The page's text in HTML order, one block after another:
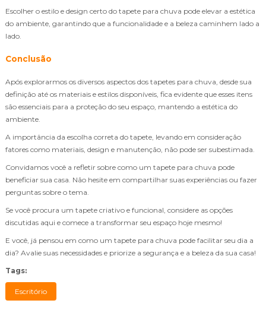
Escolher o estilo e design certo do tapete para chuva pode elevar a estética
do ambiente, garantindo que a funcionalidade e a beleza caminhem lado a
lado.
Conclusão
Após explorarmos os diversos aspectos dos tapetes para chuva, desde sua
definição até os materiais e estilos disponíveis, fica evidente que esses itens
são essenciais para a proteção do seu espaço, mantendo a estética do
ambiente.
A importância da escolha correta do tapete, levando em consideração
fatores como materiais, design e manutenção, não pode ser subestimada.
Convidamos você a refletir sobre como um tapete para chuva pode
beneficiar sua casa. Não hesite em compartilhar suas experiências ou fazer
perguntas sobre o tema.
Se você procura um tapete criativo e funcional, considere as opções
discutidas aqui e comece a transformar seu espaço hoje mesmo!
E você, já pensou em como um tapete para chuva pode facilitar seu dia a
dia? Avalie suas necessidades e priorize a segurança e a beleza da sua casa!
Tags:
Escritório